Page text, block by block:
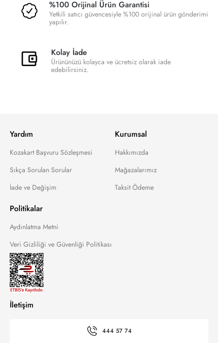
%100 Orijinal Ürün Garantisi
Yetkili satıcı güvencesiyle %100 orijinal ürün gönderimi
yapılır.
Kolay İade
Ürününüzü kolayca ve ücretsiz olarak iade
edebilirsiniz.
Yardım
Kozakart Başvuru Sözleşmesi
Sıkça Sorulan Sorular
İade ve Değişim
Kurumsal
Hakkımızda
Mağazalarımız
Taksit Ödeme
Politikalar
Aydınlatma Metni
Veri Gizliliği ve Güvenliği Politikası
İletişim
444 57 74